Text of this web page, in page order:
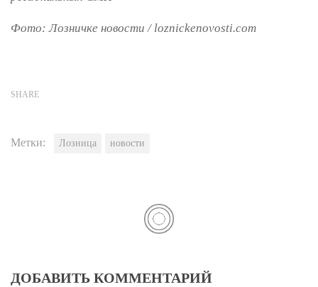
Фото:Лозничке новости / loznickenovosti.com
SHARE
Метки: Лозница новости
ДОБАВИТЬ КОММЕНТАРИЙ